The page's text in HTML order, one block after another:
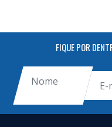
FIQUE POR